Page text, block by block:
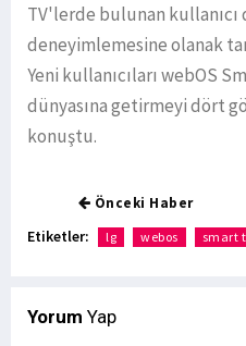
TV'lerde bulunan
deneyimlemesine olanak
Yeni kullanıcıları webOS
dünyasına getirmeyi dört
konuştu.
Önceki Haber
Etiketler: lg webos smart
Yorum Yap